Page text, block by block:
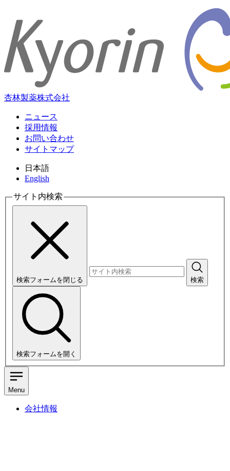
杏林製薬株式会社
ニュース
採用情報
お問い合わせ
サイトマップ
日本語
English
サイト内検索
検索フォームを閉じる 検索
検索フォームを開く
Menu
会社情報